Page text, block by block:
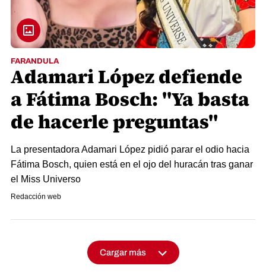
FARANDULA
Adamari López defiende
a Fátima Bosch: "Ya basta
de hacerle preguntas"
La presentadora Adamari López pidió parar el odio hacia
Fátima Bosch, quien está en el ojo del huracán tras ganar
el Miss Universo
Redacción web
Cargar más